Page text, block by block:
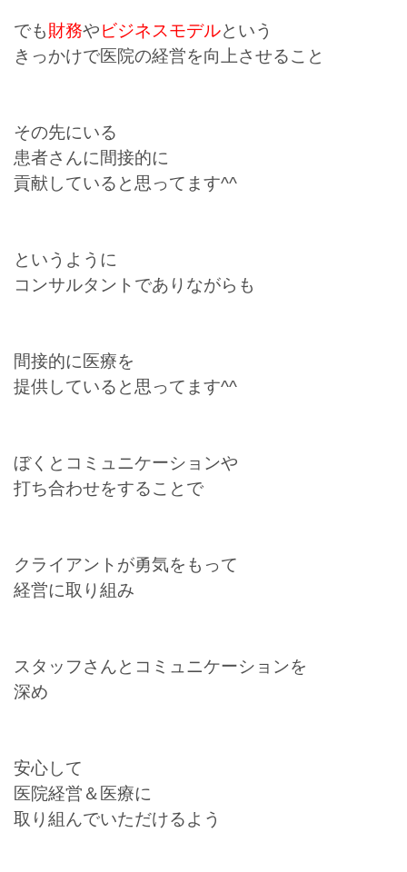
でも財務やビジネスモデルという
きっかけで医院の経営を向上させること
その先にいる
患者さんに間接的に
貢献していると思ってます^^
というように
コンサルタントでありながらも
間接的に医療を
提供していると思ってます^^
ぼくとコミュニケーションや
打ち合わせをすることで
クライアントが勇気をもって
経営に取り組み
スタッフさんとコミュニケーションを
深め
安心して
医院経営＆医療に
取り組んでいただけるよう